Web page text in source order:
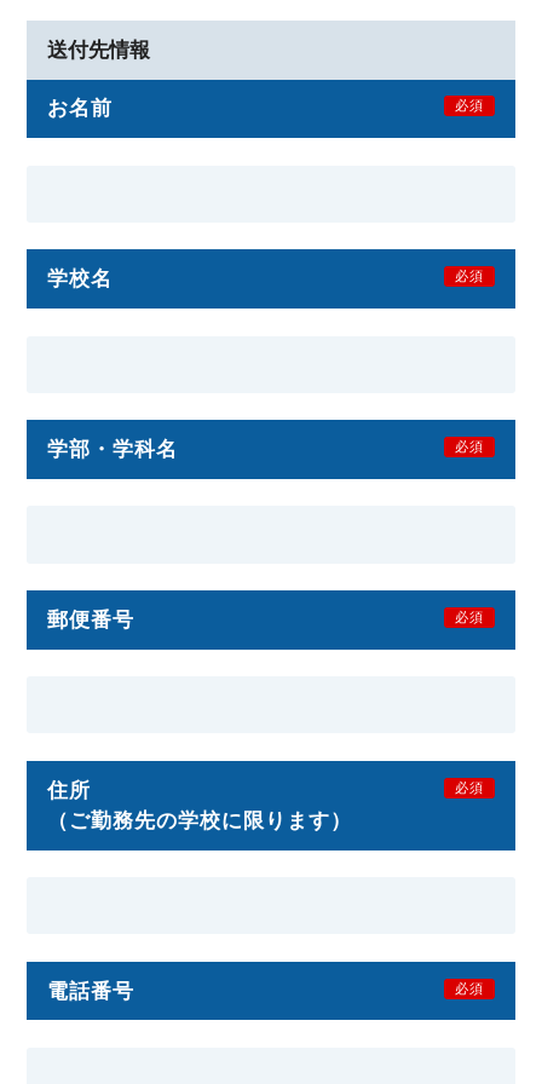
送付先情報
お名前 必須
学校名 必須
学部・学科名 必須
郵便番号 必須
住所
（ご勤務先の学校に限ります）
必須
電話番号 必須